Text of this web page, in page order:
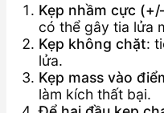
Kẹp nhầm cực (+/
có thể gây tia lửa
Kẹp không chặt:
lửa.
Kẹp mass vào
làm kích thất bại.